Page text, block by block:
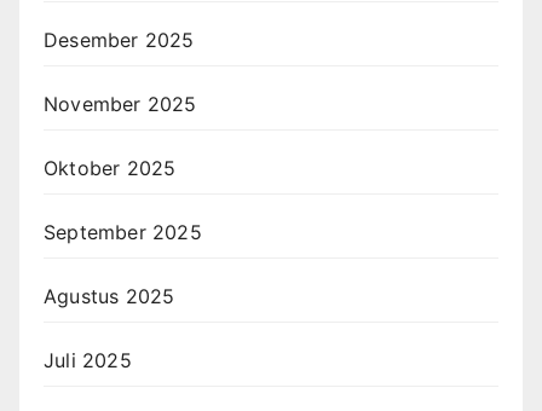
Desember 2025
November 2025
Oktober 2025
September 2025
Agustus 2025
Juli 2025